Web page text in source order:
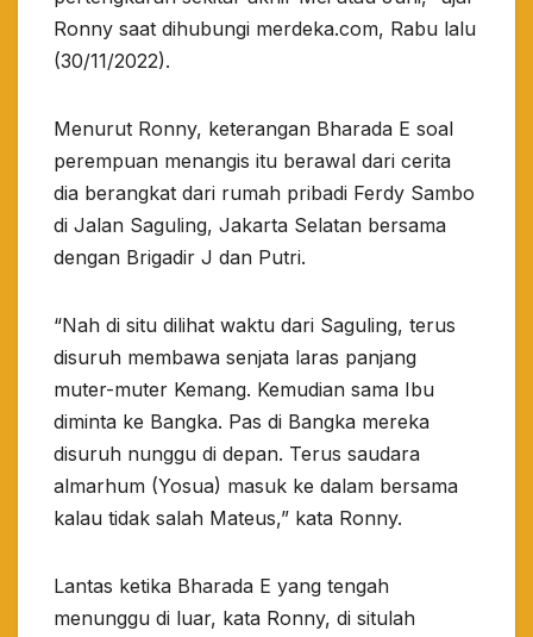
Ronny saat dihubungi merdeka.com, Rabu lalu
(30/11/2022).
Menurut Ronny, keterangan Bharada E soal
perempuan menangis itu berawal dari cerita
dia berangkat dari rumah pribadi Ferdy Sambo
di Jalan Saguling, Jakarta Selatan bersama
dengan Brigadir J dan Putri.
“Nah di situ dilihat waktu dari Saguling, terus
disuruh membawa senjata laras panjang
muter-muter Kemang. Kemudian sama Ibu
diminta ke Bangka. Pas di Bangka mereka
disuruh nunggu di depan. Terus saudara
almarhum (Yosua) masuk ke dalam bersama
kalau tidak salah Mateus,” kata Ronny.
Lantas ketika Bharada E yang tengah
menunggu di luar, kata Ronny, di situlah